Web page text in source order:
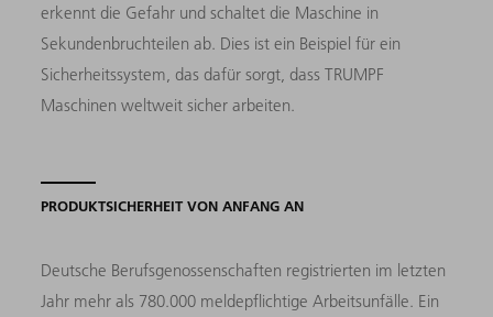
erkennt die Gefahr und schaltet die Maschine in
Sekundenbruchteilen ab. Dies ist ein Beispiel für ein
Sicherheitssystem, das dafür sorgt, dass TRUMPF
Maschinen weltweit sicher arbeiten.
PRODUKTSICHERHEIT VON ANFANG AN
Deutsche Berufsgenossenschaften registrierten im letzten
Jahr mehr als 780.000 meldepflichtige Arbeitsunfälle. Ein